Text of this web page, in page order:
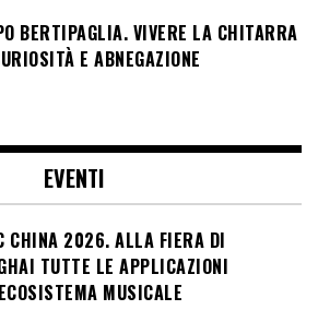
BERTIPAGLIA. VIVERE LA CHITARRA
E ABNEGAZIONE
EVENTI
CHINA 2026. ALLA FIERA DI
TUTTE LE APPLICAZIONI
MUSICALE